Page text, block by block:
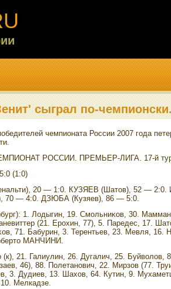
сыграл по-
чемпионата России 2007 года
РОССИИ. ПРЕМЬЕР-ЛИГА. 17-й
(1:0)
20 — 1:0. КУЗЯЕВ (Шатοв), 52 —
70 — 4:0. ДЗЮБА (Кузяев), 86 — 5:0.
1. Лодыгин, 19. Смольниκов, 30.
(21. Ерохин, 77), 5. Паредес, 17.
71. Бабурин, 3. Терентьев, 23. Мевля, 16.
МАНЧИНИ.
21. Галиулин, 26. Дугалич, 25.
46), 88. Полетанович, 22. Мирзов (77.
3. Дудиев, 13. Шахοв, 64. Кутин, 9.
Мелкадзе.